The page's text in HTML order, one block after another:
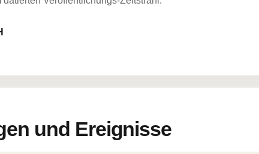
und Ereignisse